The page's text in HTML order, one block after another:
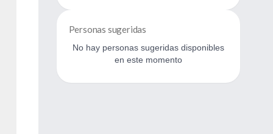
Personas sugeridas
No hay personas sugeridas disponibles
en este momento